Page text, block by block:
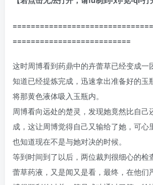
==========================
这时周博看到药鼎中的卉蕾草已经变成一
知道已经提炼完成，迅速拿出准备好的玉
将那黄色液体吸入玉瓶内。
周博看向远处的楚灵，发现她竟然比自己
成，这让周博觉得自己又输给了她，可心
也知道现在不是与她对决的时候。
等到时间到了以后，两位裁判很细心的检
蕾草药液，又是闻又是看，最终，在他们